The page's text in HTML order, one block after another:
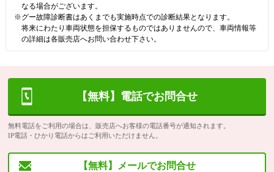
なる場合がございます。
※グー故障診断書はあくまでも実施時点での診断結果となります。
将来にわたり車両状態を担保するものではありませんので、車両情報等
の詳細は各販売店へお問い合わせ下さい。
【無料】電話でお問合せ
無料電話をご利用の場合は、販売店へお客様の電話番号が通知されます。
IP電話・ひかり電話からはご利用いただけません。
【無料】メールでお問合せ